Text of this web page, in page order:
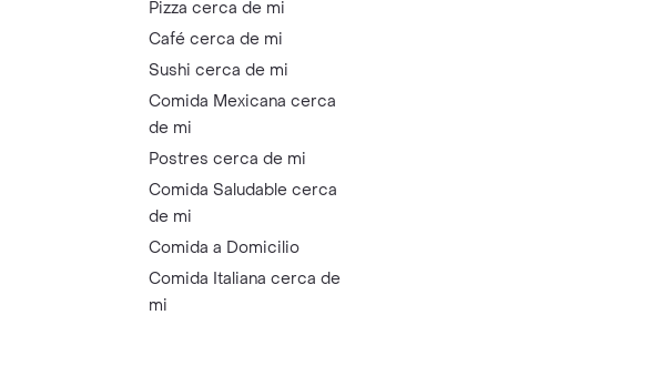
Pizza cerca de mi
Café cerca de mi
Sushi cerca de mi
Comida Mexicana cerca
de mi
Postres cerca de mi
Comida Saludable cerca
de mi
Comida a Domicilio
Comida Italiana cerca de
mi